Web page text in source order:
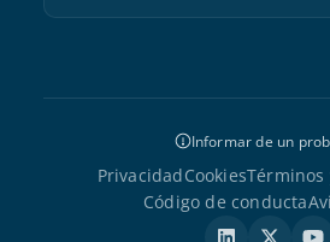
Informar de un
PrivacidadCookiesTérminos
Código de conducta